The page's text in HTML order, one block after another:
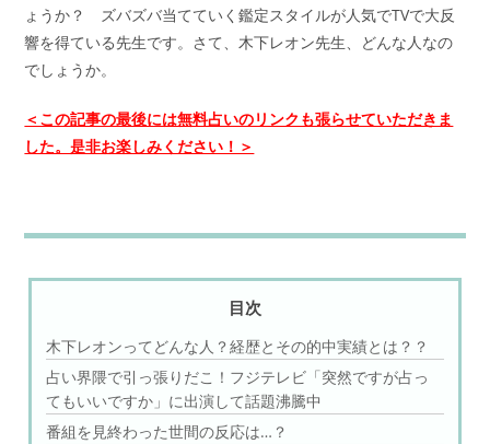
ょうか？ ズバズバ当てていく鑑定スタイルが人気でTVで大反
響を得ている先生です。さて、木下レオン先生、どんな人なの
でしょうか。
＜この記事の最後には無料占いのリンクも張らせていただきま
した。是非お楽しみください！＞
目次
木下レオンってどんな人？経歴とその的中実績とは？？
占い界隈で引っ張りだこ！フジテレビ「突然ですが占っ
てもいいですか」に出演して話題沸騰中
番組を見終わった世間の反応は…？